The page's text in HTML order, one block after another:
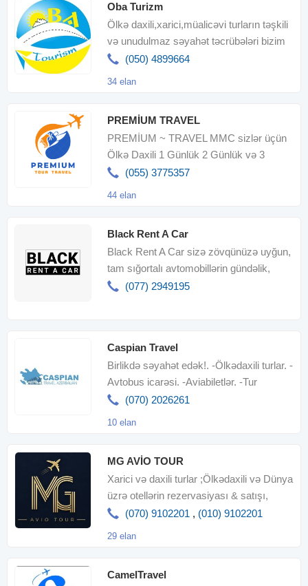
Oba Turizm
Ölkə daxili,xarici,müalicəvi turların təşkili
və unudulmaz səyahət təcrübələri bizim
ünvanda.Səyahətləriniz
(050) 4899664
34 elan
PREMİUM TRAVEL
PREMİUM ~ TRAVEL MMC sizlər üçün
Ölkə Daxili 1 Günlük 2 Günlük və 3
Günlük, Məktəbli və Qurup Turlari
(055) 3775357
44 elan
Black Rent A Car
Black Rent A Car sizə zövqünüzə uyğun,
tam sığortalı avtomobillərin gündəlik,
həftəlik və aylıq icarəsin
(077) 2949195
Caspian Travel
Birlikdə səyahət edək!. -Ölkədaxili turlar. -
Avtobus icarəsi. -Aviabiletlər. -Tur
paketlər(070) 2026261
10 elan
MG AVİO TOUR
Xarici və daxili turlar ;Ölkədaxili və Dünya
üzrə otellərin rezervasiyası & satışı,
Aviabiletləri
(070) 9102201 , (010) 9102201
29 elan
CamelTravel